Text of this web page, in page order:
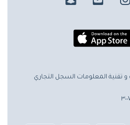
تقنية المعلومات السجل التجاري